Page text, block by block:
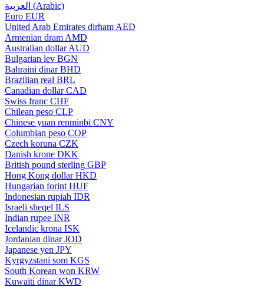
العربية (Arabic)
Euro EUR
United Arab Emirates dirham AED
Armenian dram AMD
Australian dollar AUD
Bulgarian lev BGN
Bahraini dinar BHD
Brazilian real BRL
Canadian dollar CAD
Swiss franc CHF
Chilean peso CLP
Chinese yuan renminbi CNY
Columbian peso COP
Czech koruna CZK
Danish krone DKK
British pound sterling GBP
Hong Kong dollar HKD
Hungarian forint HUF
Indonesian rupiah IDR
Israeli sheqel ILS
Indian rupee INR
Icelandic krona ISK
Jordanian dinar JOD
Japanese yen JPY
Kyrgyzstani som KGS
South Korean won KRW
Kuwaiti dinar KWD